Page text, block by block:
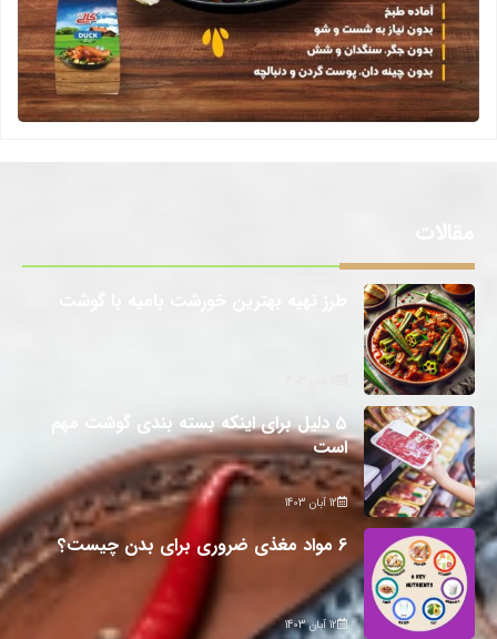
5 دلیل برای اینکه بسته بندی گوشت مهم
است
12 آبان 1403
6 مواد مغذی ضروری برای بدن چیست؟
12 آبان 1403